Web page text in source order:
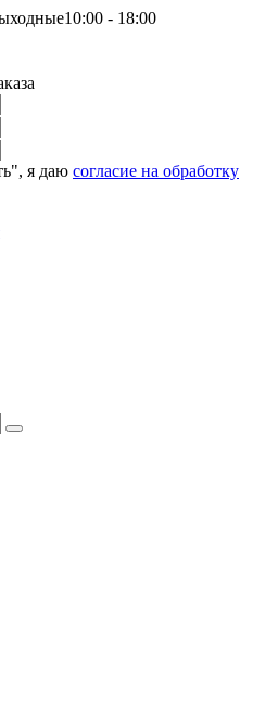
10:00 - 18:00
я даю согласие на обработку